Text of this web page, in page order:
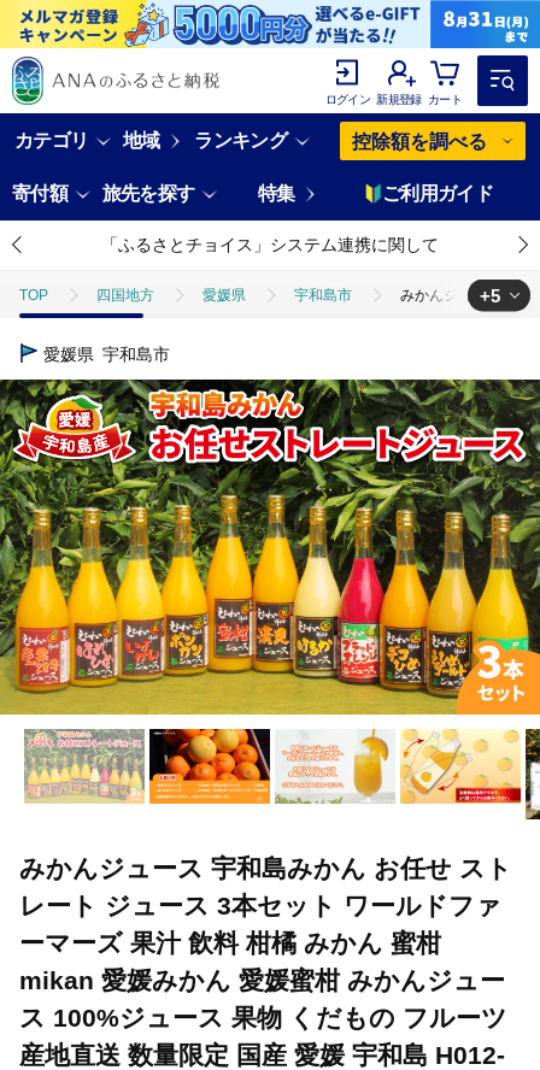
ログイン 新規登録 カート
カテゴリ 地域 ランキング 控除額を調べる
寄付額 旅先を探す 特集 ご利用ガイド
「ふるさとチョイス」システム連携に関して
TOP 四国地方 愛媛県 宇和島市 みかんジュース 宇和
TOP
TOP フルーツ みかん・かんきつ類 みかんジュース 宇和島
TOP フルーツ ほかのフルーツ みかんジュース 宇和島みか
TOP 加工食品 みかんジュース 宇和島みかん お任せ ストレート
TOP 加工食品 ほかの加工食品 みかんジュース 宇和島みか
+5
愛媛県 宇和島市
みかんジュース 宇和島みかん お任せ スト
レート ジュース 3本セット ワールドファ
ーマーズ 果汁 飲料 柑橘 みかん 蜜柑
mikan 愛媛みかん 愛媛蜜柑 みかんジュー
ス 100%ジュース 果物 くだもの フルーツ
産地直送 数量限定 国産 愛媛 宇和島 H012-